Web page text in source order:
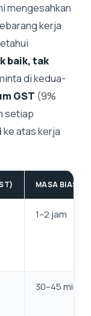
mengesahkan
kerja
baik, tak
di kedua-
GST (9%
setiap
ke atas kerja
MASA BIASA
1–2 jam
30–45 minit